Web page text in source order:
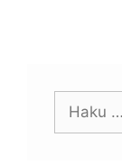
Haku: